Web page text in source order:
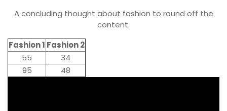
A concluding thought about fashion to round off the
content.
Fashion 1 Fashion 2
55
34
95
48